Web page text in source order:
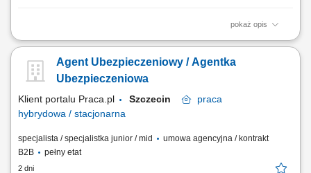
pokaż opis
Opis stanowiska: Zapewniamy ciepłą bazę klientów – zainteresowani
klientów, wykonujemy połączenia przez IP-telefon i zapisujemy
wszystkie działania. Kontakt z rodzicem (telefon/SMS), analiza potrzeb
Agent Ubezpieczeniowy / Agentka
Ubezpieczeniowa
Klient portalu Praca.pl Szczecin
praca
hybrydowa / stacjonarna
specjalista / specjalistka junior / mid
umowa agencyjna / kontrakt
B2B
pełny etat
2 dni